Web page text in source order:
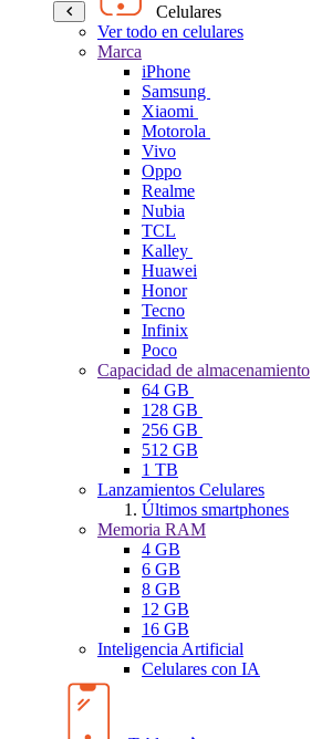
Celulares
Ver todo en celulares
Marca
iPhone
Samsung
Xiaomi
Motorola
Vivo
Oppo
Realme
Nubia
TCL
Kalley
Huawei
Honor
Tecno
Infinix
Poco
Capacidad de almacenamiento
64 GB
128 GB
256 GB
512 GB
1 TB
Lanzamientos Celulares
Últimos smartphones
Memoria RAM
4 GB
6 GB
8 GB
12 GB
16 GB
Inteligencia Artificial
Celulares con IA